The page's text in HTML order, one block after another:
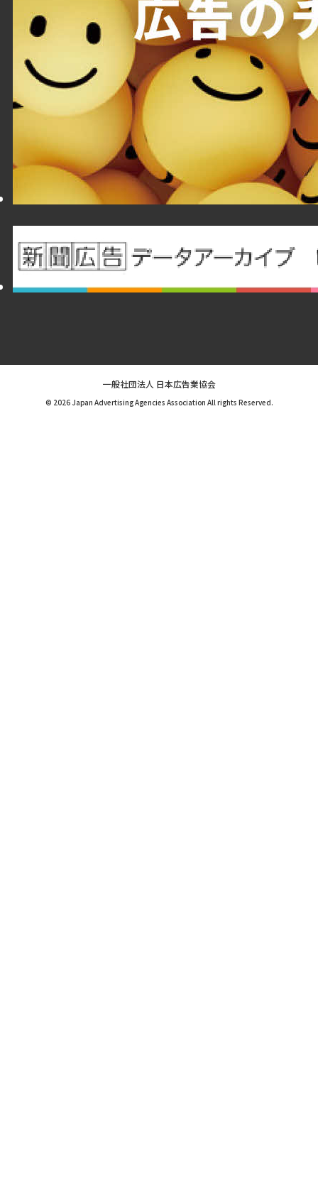
一般社団法人 日本広告業協会
© 2026 Japan Advertising Agencies Association All rights Reserved.